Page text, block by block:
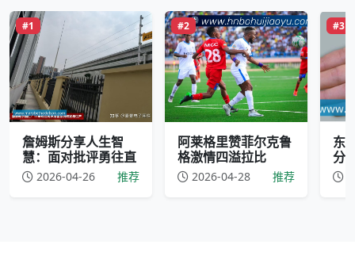
#1
詹姆斯分享人生智
慧：面对批评勇往直
2026-04-26 推荐
#2
阿莱格里赞菲尔克鲁
格激情四溢拉比
2026-04-28 推荐
#3
东
分